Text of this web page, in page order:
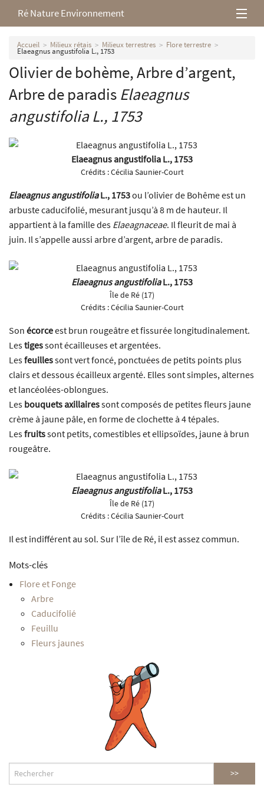
Ré Nature Environnement
L’association
Milieux rétais
Nos parutions
Accueil Milieux rétais Milieux terrestres Flore terrestre
Elaeagnus angustifolia L., 1753
Olivier de bohème, Arbre d’argent,
Arbre de paradis Elaeagnus
angustifoliaL., 1753
Elaeagnus angustifolia L., 1753
Crédits :Cécilia Saunier-Court
Elaeagnus angustifoliaL., 1753ou l’olivier de Bohême est un
arbuste caducifolié, mesurant jusqu’à 8 m de hauteur. Il
appartient à la famille des Elaeagnaceae. Il fleurit de mai à
juin. Il s’appelle aussi arbre d’argent, arbre de paradis.
Elaeagnus angustifoliaL., 1753
Île de Ré (17)
Crédits :Cécilia Saunier-Court
Son écorceest brun rougeâtre et fissurée longitudinalement.
Lestigessont écailleuses et argentées.
Lesfeuillessont vert foncé, ponctuées de petits points plus
clairs et dessous écailleux argenté. Elles sont simples, alternes
et lancéolées-oblongues.
Les bouquets axillairessont composés de petites fleurs jaune
crème à jaune pâle, en forme de clochette à 4 tépales.
Lesfruitssont petits, comestibles et ellipsoïdes, jaune à brun
rougeâtre.
Elaeagnus angustifoliaL., 1753
Île de Ré (17)
Crédits :Cécilia Saunier-Court
Il est indifférent au sol. Sur l’île de Ré, il est assez commun.
Mots-clés
Flore et Fonge
Arbre
Caducifolié
Feuillu
Fleurs jaunes